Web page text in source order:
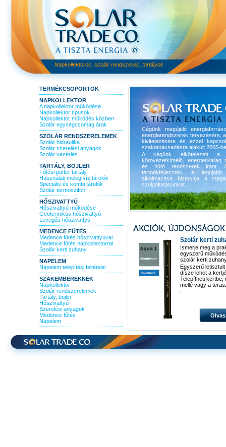
Napkollektorok, szolár rendszerek, tartályok
TERMÉKCSOPORTOK
NAPKOLLEKTOR
A napkollektor működése
Napkollektor típusok
Napkollektor működés közben
Szolár egységcsomag árak
SZOLÁR RENDSZERELEMEK
Szolár hidraulika
Szolár szerelési anyagok
Szolár vezérlés
TARTÁLY, BOJLER
Fűtési puffer tartály
Használati meleg víz tárolók
Speciális és kombi tárolók
Szolár termoszifon
HŐSZIVATTYÚ
Hőszivattyú működése
Geotermikus hőszivattyú
Levegős hőszivattyú
MEDENCE FŰTÉS
Medence fűtés hőszivattyúval
Medence fűtés napkollektorral
Szolár kerti zuhany
NAPELEM
Napelem telepítési feltételei
SZAKEMBEREKNEK
Napkollektor
Szolár rendszerelemek
Tartály, bojler
Hőszivattyú
Szerelési anyagok
Medence fűtés
Napelem
Cégünk megújuló
energiarendszerek tervezésére,
kivitelezésére és ezzel
szaktanácsadásra alakult 2005-
A cégünk elkötelezett a
környezetkímélő, energetikailag
és hűtő rendszerek iránt.
termékfejlesztés, a legújabb
alkalmazása biztosítja a
szolgáltatásunkat.
Szolár kerti
Ismerje meg a
egyszerű
szolár kerti
Egyszerű
dísze lehet a
Telepítheti kertbe,
mellé vagy a